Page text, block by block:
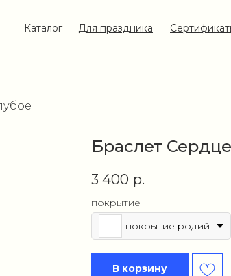
Каталог Для праздника
Браслет
3 400 р.
покрытие
покрытие родий
В корзину